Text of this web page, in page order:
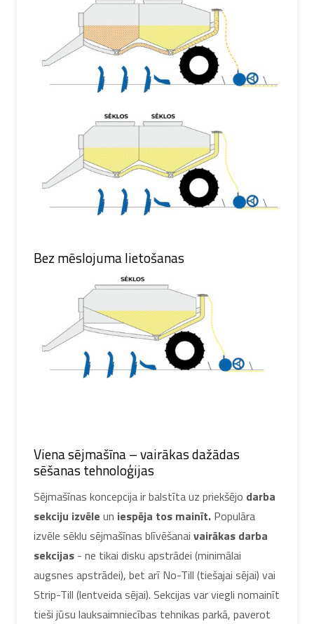
Bez mēslojuma lietošanas
Viena sējmašīna – vairākas dažādas
sēšanas tehnoloģijas
Sējmašīnas koncepcija ir balstīta uz priekšējo darba
sekciju izvēle un iespēja tos mainīt. Populāra
izvēle sēklu sējmašīnas blīvēšanai vairākas darba
sekcijas - ne tikai disku apstrādei (minimālai
augsnes apstrādei), bet arī No-Till (tiešajai sējai) vai
Strip-Till (lentveida sējai). Sekcijas var viegli nomainīt
tieši jūsu lauksaimniecības tehnikas parkā, paverot